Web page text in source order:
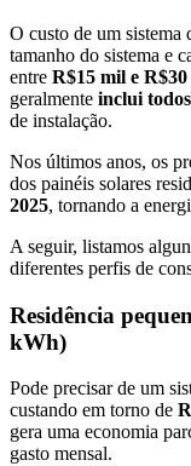
O custo de um sistema
tamanho do sistema e
entre R$15 mil e
geralmente inclui
de instalação.
Nos últimos anos, os
dos painéis solares
2025, tornando a
A seguir, listamos
diferentes perfis de
Residência
kWh)
Pode precisar de um
custando em torno de
gera uma economia
gasto mensal.